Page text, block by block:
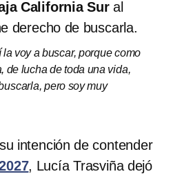
California Sural
derecho de buscarla.
la voy a buscar, porque como
de lucha de toda una vida,
pero soy muy
intención de contender
, Lucía Trasviña dejó